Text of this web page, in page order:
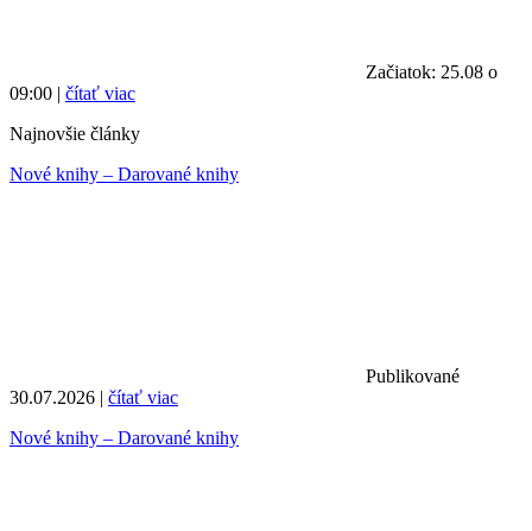
Začiatok: 25.08 o
09:00 | čítať viac
Najnovšie články
Nové knihy – Darované knihy
Publikované
30.07.2026 | čítať viac
Nové knihy – Darované knihy